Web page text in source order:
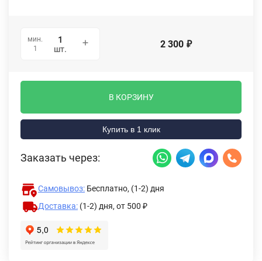
мин.
1
шт. 2 300 ₽
В КОРЗИНУ
Купить в 1 клик
Заказать через:
Самовывоз: Бесплатно, (1-2) дня
Доставка: (1-2) дня, от 500 ₽